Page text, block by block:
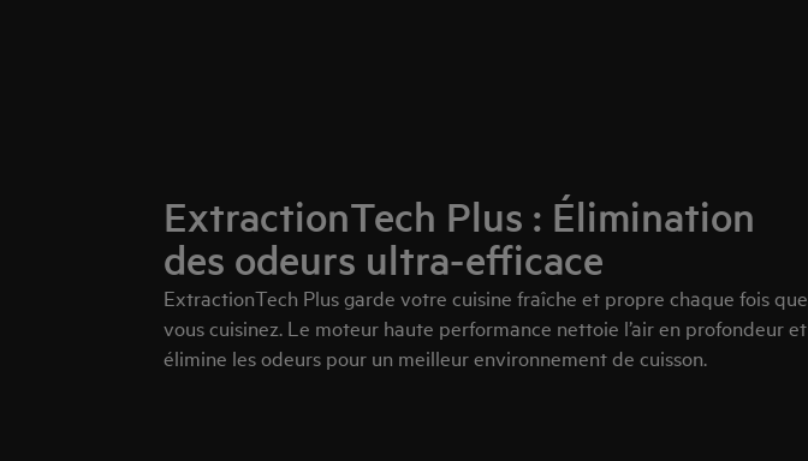
ExtractionTech Plus : Élimination
des odeurs ultra-efficace
ExtractionTech Plus garde votre cuisine fraîche et propre chaque fois que
vous cuisinez. Le moteur haute performance nettoie l’air en profondeur et
élimine les odeurs pour un meilleur environnement de cuisson.